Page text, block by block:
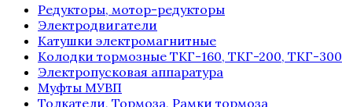
Редукторы, мотор-редукторы
Электродвигатели
Катушки электромагнитные
Колодки тормозные ТКГ-160, ТКГ-200, ТКГ-300
Электропусковая аппаратура
Муфты МУВП
Толкатели, Тормоза, Рамки тормоза